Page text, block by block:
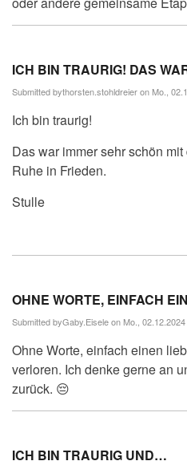
ICH BIN TRAURIG! DAS
Submitted bythorsten.stohldreieron Mo.,
Ich bin traurig!
Das war immer sehr schön mit
Ruhe in Frieden.
Stulle
OHNE WORTE, EINFACH
Submitted byGaby.Eiseleon Mo.,
Ohne Worte, einfach einen
verloren. Ich denke gerne an
zurück. 😔
ICH BIN TRAURIG UND…